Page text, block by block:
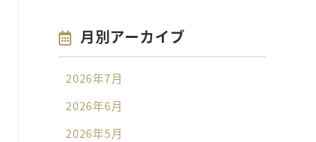
月別アーカイブ
2026年7月
2026年6月
2026年5月